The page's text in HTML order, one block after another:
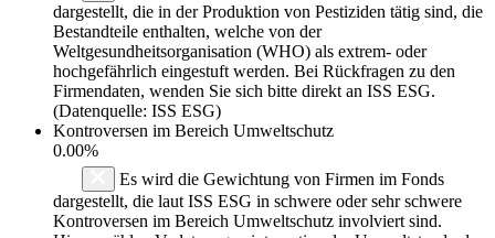
dargestellt, die in der Produktion von Pestiziden tätig sind, die
Bestandteile enthalten, welche von der
Weltgesundheitsorganisation (WHO) als extrem- oder
hochgefährlich eingestuft werden. Bei Rückfragen zu den
Firmendaten, wenden Sie sich bitte direkt an ISS ESG.
(Datenquelle: ISS ESG)
Kontroversen im Bereich Umweltschutz
0.00%
Es wird die Gewichtung von Firmen im Fonds
dargestellt, die laut ISS ESG in schwere oder sehr schwere
Kontroversen im Bereich Umweltschutz involviert sind.